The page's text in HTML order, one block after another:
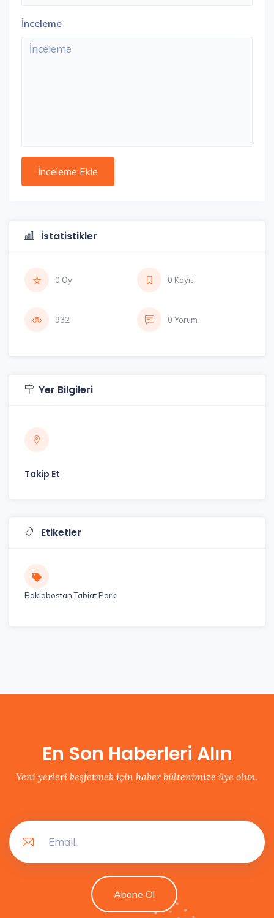
İnceleme
İstatistikler
0 Oy 0 Kayıt
932 0 Yorum
Yer Bilgileri
Takip Et
Etiketler
Baklabostan Tabiat Parkı
En Son Haberleri Alın
Yeni yerleri keşfetmek için haber bültenimize üye olun.
Abone Ol